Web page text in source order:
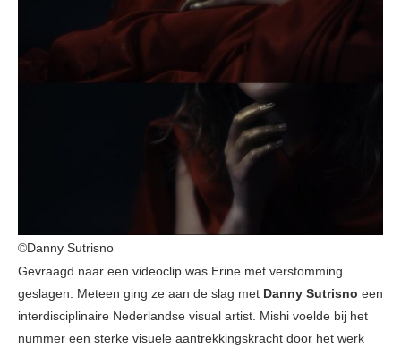
©Danny Sutrisno
Gevraagd naar een videoclip was Erine met verstomming
geslagen. Meteen ging ze aan de slag met Danny Sutrisno een
interdisciplinaire Nederlandse visual artist. Mishi voelde bij het
nummer een sterke visuele aantrekkingskracht door het werk